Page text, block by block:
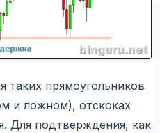
таких прямоугольников
и ложном), отскоках
Для подтверждения, как